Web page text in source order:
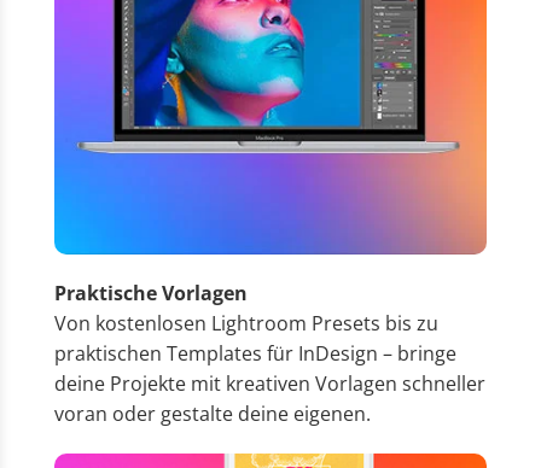
Praktische Vorlagen
Von kostenlosen Lightroom Presets bis zu
praktischen Templates für InDesign – bringe
deine Projekte mit kreativen Vorlagen schneller
voran oder gestalte deine eigenen.